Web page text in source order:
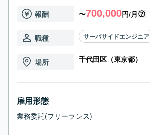
報酬 〜700,000円/月
職種 サーバサイドエンジニア
場所 千代田区（東京都）
雇用形態
業務委託(フリーランス)